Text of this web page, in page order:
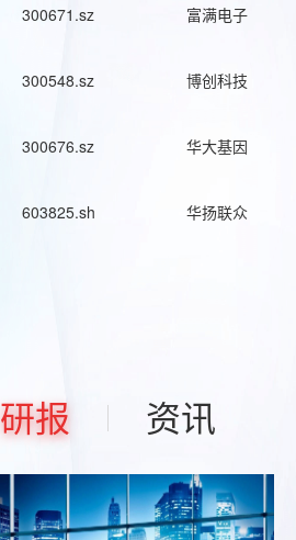
300671.sz 富满电子
300548.sz 博创科技
300676.sz 华大基因
603825.sh 华扬联众
研报 资讯